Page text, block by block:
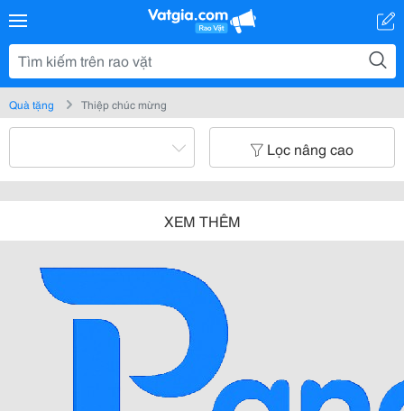
Quà tặng Thiệp chúc mừng
Lọc nâng cao
XEM THÊM